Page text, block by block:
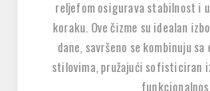
reljefom osigurava stabilnost i
koraku. Ove čizme su idealan
dane, savršeno se kombinuju
stilovima, pružajući sofisticiran